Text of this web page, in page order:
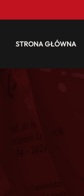
STRONA GŁÓWNA